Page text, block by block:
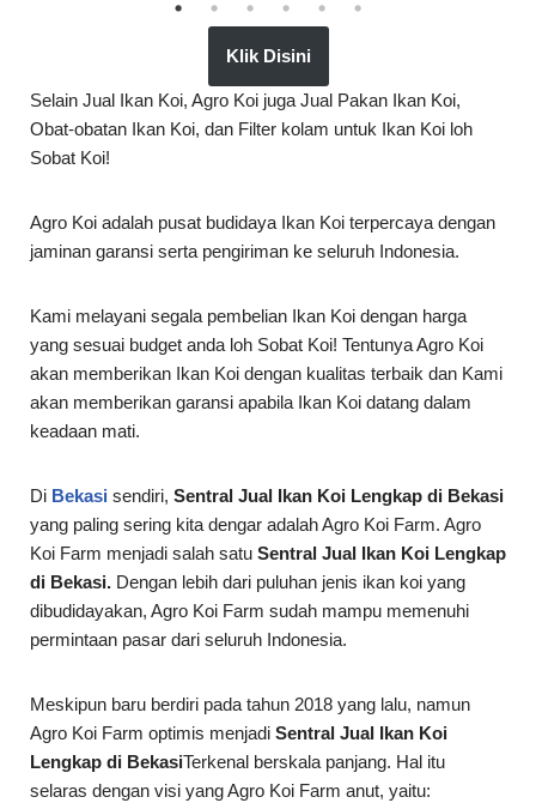
Klik Disini
Selain Jual Ikan Koi, Agro Koi juga Jual Pakan Ikan Koi,
Obat-obatan Ikan Koi, dan Filter kolam untuk Ikan Koi loh
Sobat Koi!
Agro Koi adalah pusat budidaya Ikan Koi terpercaya dengan
jaminan garansi serta pengiriman ke seluruh Indonesia.
Kami melayani segala pembelian Ikan Koi dengan harga
yang sesuai budget anda loh Sobat Koi! Tentunya Agro Koi
akan memberikan Ikan Koi dengan kualitas terbaik dan Kami
akan memberikan garansi apabila Ikan Koi datang dalam
keadaan mati.
Di Bekasi sendiri, Sentral Jual Ikan Koi Lengkap di Bekasi
yang paling sering kita dengar adalah Agro Koi Farm. Agro
Koi Farm menjadi salah satu Sentral Jual Ikan Koi Lengkap
di Bekasi. Dengan lebih dari puluhan jenis ikan koi yang
dibudidayakan, Agro Koi Farm sudah mampu memenuhi
permintaan pasar dari seluruh Indonesia.
Meskipun baru berdiri pada tahun 2018 yang lalu, namun
Agro Koi Farm optimis menjadi Sentral Jual Ikan Koi
Lengkap di BekasiTerkenal berskala panjang. Hal itu
selaras dengan visi yang Agro Koi Farm anut, yaitu: